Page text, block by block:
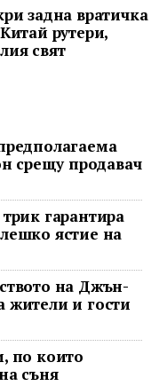
задна вратичка
рутери,
свят
срещу продавач
гарантира
ястие на
на Джън-
и гости
по които
съня